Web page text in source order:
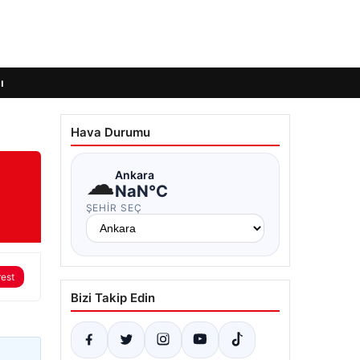
Hava Durumu
☁Ankara
NaN°C
ŞEHIR SEÇ
Bizi Takip Edin